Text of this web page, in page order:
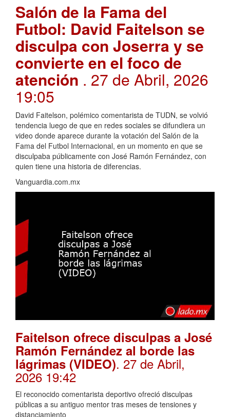
Salón de la Fama del
Futbol: David Faitelson se
disculpa con Joserra y se
convierte en el foco de
atención . 27 de Abril, 2026
19:05
David Faitelson, polémico comentarista de TUDN, se volvió
tendencia luego de que en redes sociales se difundiera un
video donde aparece durante la votación del Salón de la
Fama del Futbol Internacional, en un momento en que se
disculpaba públicamente con José Ramón Fernández, con
quien tiene una historia de diferencias.
Vanguardia.com.mx
Faitelson ofrece disculpas a José
Ramón Fernández al borde las
lágrimas (VIDEO). 27 de Abril,
2026 19:42
El reconocido comentarista deportivo ofreció disculpas
públicas a su antiguo mentor tras meses de tensiones y
distanciamiento